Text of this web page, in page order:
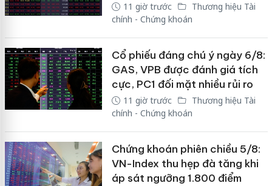
11 giờ trước
Thương hiệu Tài
chính - Chứng khoán
Cổ phiếu đáng chú ý ngày 6/8:
GAS, VPB được đánh giá tích
cực, PC1 đối mặt nhiều rủi ro
11 giờ trước
Thương hiệu Tài
chính - Chứng khoán
Chứng khoán phiên chiều 5/8:
VN-Index thu hẹp đà tăng khi
áp sát ngưỡng 1.800 điểm